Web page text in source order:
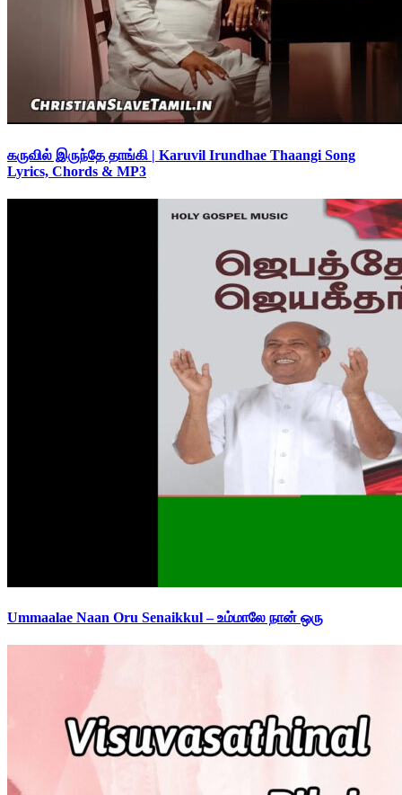
கருவில் இருந்தே தாங்கி | Karuvil Irundhae Thaangi Song
Lyrics, Chords & MP3
Ummaalae Naan Oru Senaikkul – உம்மாலே நான் ஒரு